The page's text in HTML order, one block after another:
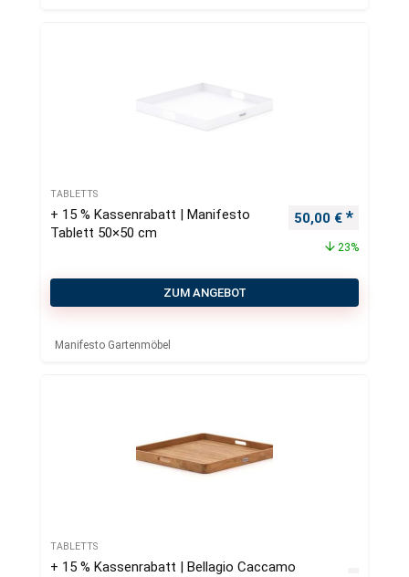
TABLETTS
+ 15 % Kassenrabatt | Manifesto
Tablett 50×50 cm
Ursprünglicher
50,00 €
23%
ZUM ANGEBOT
Manifesto Gartenmöbel
TABLETTS
+ 15 % Kassenrabatt | Bellagio Caccamo